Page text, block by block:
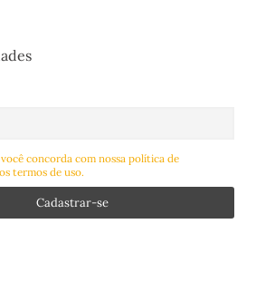
concorda com nossa política de
termos de uso.